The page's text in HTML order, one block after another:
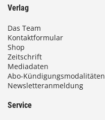
Verlag
Das Team
Kontaktformular
Shop
Zeitschrift
Mediadaten
Abo-Kündigungsmodalitäten
Newsletteranmeldung
Service